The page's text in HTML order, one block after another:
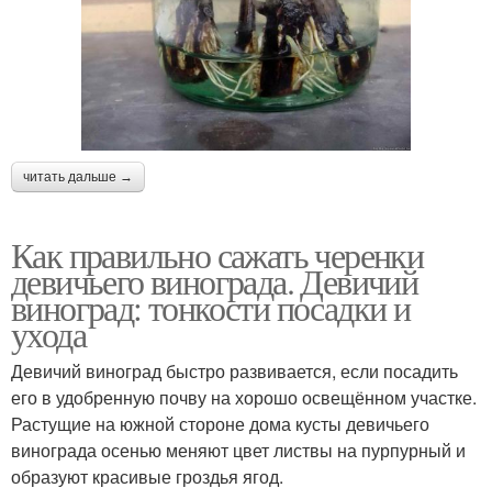
читать дальше →
Как правильно сажать черенки
девичьего винограда. Девичий
виноград: тонкости посадки и
ухода
Девичий виноград быстро развивается, если посадить
его в удобренную почву на хорошо освещённом участке.
Растущие на южной стороне дома кусты девичьего
винограда осенью меняют цвет листвы на пурпурный и
образуют красивые гроздья ягод.